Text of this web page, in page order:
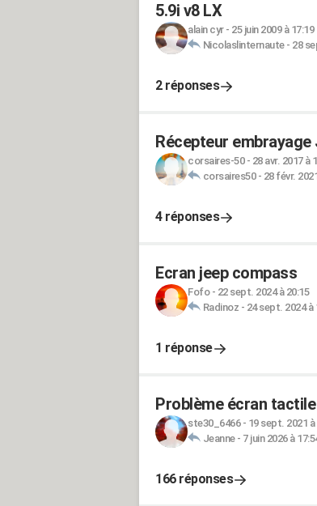
5.9i v8 LX
alain cyr- 25 juin 2009 à 17:19
Nicolaslinternaute- 28
2 réponses
Récepteur
corsaires-50- 28 avr. 2017 à
corsaires50- 28 févr.
4 réponses
Ecran jeep compass
Fofo- 22 sept. 2024 à 20:15
Radinoz - 24 sept. 2024 à
1 réponse
Problème écran
ste30_6466- 19 sept. 2021 à
Jeanne- 7 juin 2026 à
166 réponses